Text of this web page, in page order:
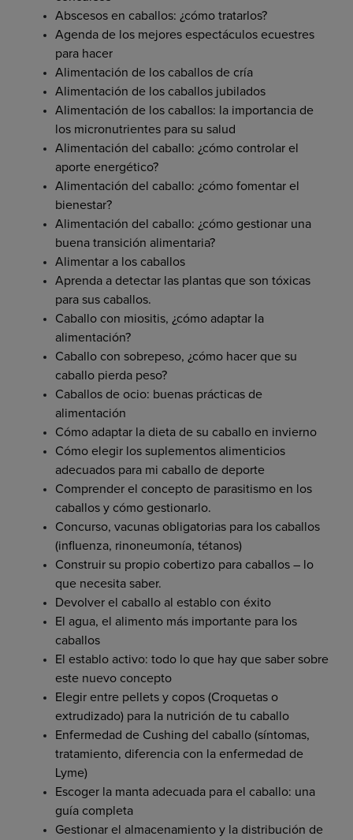
Abscesos en caballos: ¿cómo tratarlos?
Agenda de los mejores espectáculos ecuestres
para hacer
Alimentación de los caballos de cría
Alimentación de los caballos jubilados
Alimentación de los caballos: la importancia de
los micronutrientes para su salud
Alimentación del caballo: ¿cómo controlar el
aporte energético?
Alimentación del caballo: ¿cómo fomentar el
bienestar?
Alimentación del caballo: ¿cómo gestionar una
buena transición alimentaria?
Alimentar a los caballos
Aprenda a detectar las plantas que son tóxicas
para sus caballos.
Caballo con miositis, ¿cómo adaptar la
alimentación?
Caballo con sobrepeso, ¿cómo hacer que su
caballo pierda peso?
Caballos de ocio: buenas prácticas de
alimentación
Cómo adaptar la dieta de su caballo en invierno
Cómo elegir los suplementos alimenticios
adecuados para mi caballo de deporte
Comprender el concepto de parasitismo en los
caballos y cómo gestionarlo.
Concurso, vacunas obligatorias para los caballos
(influenza, rinoneumonía, tétanos)
Construir su propio cobertizo para caballos – lo
que necesita saber.
Devolver el caballo al establo con éxito
El agua, el alimento más importante para los
caballos
El establo activo: todo lo que hay que saber sobre
este nuevo concepto
Elegir entre pellets y copos (Croquetas o
extrudizado) para la nutrición de tu caballo
Enfermedad de Cushing del caballo (síntomas,
tratamiento, diferencia con la enfermedad de
Lyme)
Escoger la manta adecuada para el caballo: una
guía completa
Gestionar el almacenamiento y la distribución de